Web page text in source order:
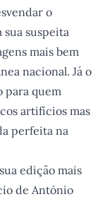
o
sua suspeita
mais bem
nacional. Já o
para quem
artifícios mas
perfeita na
edição mais
de António